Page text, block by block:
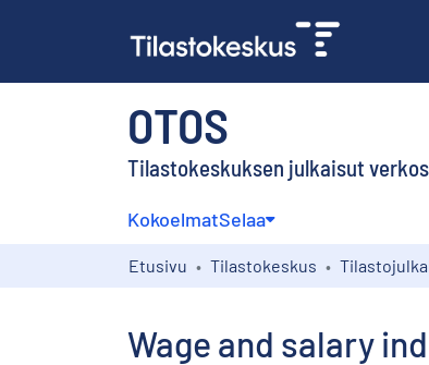
OTOS
Tilastokeskuksen julkaisut
KokoelmatSelaa
Etusivu Tilastokeskus
Wage and salary